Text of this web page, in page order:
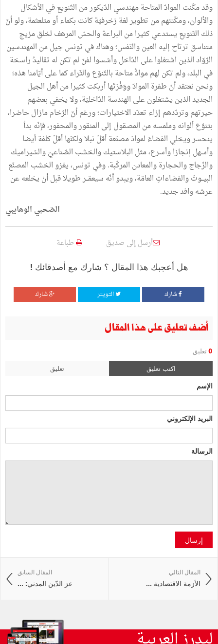
وقدمكّنت الموادّالمتاحةمهندسي الدّيكورمن التّنويعفي الأشكال
والألوان،ومكّنتهممن تطويرلغة زخرفيّةكانت بكماءأومتلعثمة،ولوأنّ
ذلك التّنويع يستدعيكثيرامن البراعةوالحسّ المرهف لخلقمزيج
متناسق ترتاح إليه العينوالنّفس؛وهناكفي تونسجيلمن المهندسين
الرّوّادالذين اشتغلواعلى الدّاخلوأسّسوا لفنّ لم تكن له تقاليدُراسخة
في البلد،ولم تكن لهمموادُّمتاحة بالتّنوّعوالثّراءكماعلىأيّامنا هذه؛
ونحن نعتقدأنّ طفرة الموادّووَفْرَتَهاأربكتكثيرامنأهل الجيل
الجديدالذين يشتغلونعلى الهندسة الدّاخليّة،ولايخفي بعضهم
حيرتهموتردّدهم إزاء تعدّدالاختيارات؛ورغمأنّ الرّخاممازالحاضرا،
بتنوّعألوانهوملمسهمن المصقول إلى المنقوروالمحفور،فإنّه بدأ
ينحسرويخلي الفضاءَ لموادّمصنّعةأقلّ نبلاولكنّهاأقلّكلفةأيضا
وأسهل إنجازاوأسرع،مثل البلاستيكوالخشب الصّناعيّوالسّيراميك
والزّجاجوالحجارةوالمعادن المركّبة.وفي تونس،يغزوالخشب المصنّع
البيــوتَوالفضاءاتِ العامّة،ويبدوأنّه سيعمّــرطويلاقبلأنْ يخلعهعن
عرشهوافدجديد.
الصّحبي الوهايبي
أرسل إلى صديق طباعة
هل أعجبك هذا المقال ؟ شارك مع أصدقائك !
شارك التويتر شارك
أضف تعليق على هذا المقال
0 تعليق
اكتب تعليق تعليق
الإسم
البريد الإلكتروني
الرسالة
إرسال
المقال السابق
عز الدّين المدني: ...
المقال التالي
الأزمة الاقتصادية ...